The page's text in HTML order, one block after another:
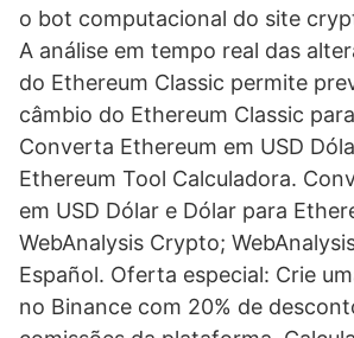
o bot computacional do site
A análise em tempo real das
do Ethereum Classic permite
câmbio do Ethereum Classic
Converta Ethereum em USD
Ethereum Tool Calculadora.
em USD Dólar e Dólar para
WebAnalysis Crypto;
Español. Oferta especial: Crie
no Binance com 20% de